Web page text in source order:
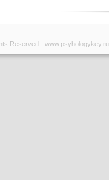
Reserved - www.psyhologykey.ru